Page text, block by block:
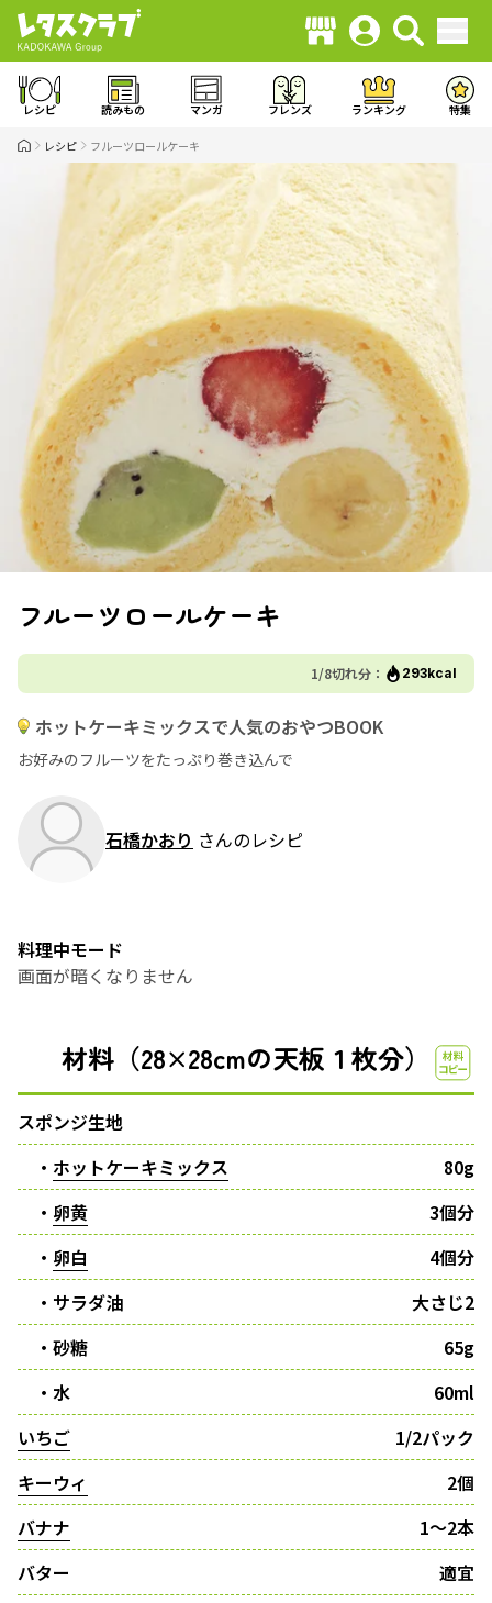
レシピ 読みもの マンガ フレンズ ランキング 特集
レシピ フルーツロールケーキ
フルーツロールケーキ
1/8切れ分： 293kcal
ホットケーキミックスで人気のおやつBOOK
お好みのフルーツをたっぷり巻き込んで
石橋かおり さんのレシピ
料理中モード
画面が暗くなりません
材料（28×28cmの天板１枚分）
スポンジ生地
・ ホットケーキミックス
80g
・ 卵黄
3個分
・ 卵白
4個分
・サラダ油
大さじ2
・砂糖
65g
・水
60ml
いちご
1/2パック
キーウィ
2個
バナナ
1〜2本
バター
適宜